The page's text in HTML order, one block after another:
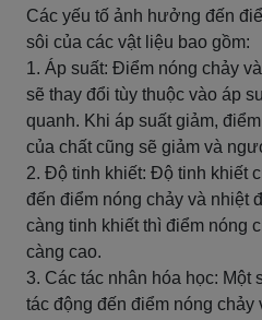
Các yếu tố ảnh hưởng đến
sôi của các vật liệu bao gồm:
1. Áp suất: Điểm nóng chảy
sẽ thay đổi tùy thuộc vào áp
quanh. Khi áp suất giảm,
của chất cũng sẽ giảm và
2. Độ tinh khiết: Độ tinh khiết
đến điểm nóng chảy và nhiệt
càng tinh khiết thì điểm nóng
càng cao.
3. Các tác nhân hóa học: Một
tác động đến điểm nóng chảy